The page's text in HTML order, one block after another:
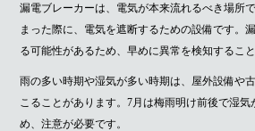
漏電ブレーカーは、電気が本来流れるべき場所
まった際に、電気を遮断するための設備です。
る可能性があるため、早めに異常を検知すること
雨の多い時期や湿気が多い時期は、屋外設備や
こることがあります。7月は梅雨明け前後で湿
め、注意が必要です。